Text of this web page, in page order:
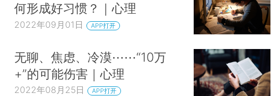
何形成好习惯？｜心理
2022年09月01日 APP打开
无聊、焦虑、冷漠⋯⋯“10万
+”的可能伤害｜心理
2022年08月25日 APP打开